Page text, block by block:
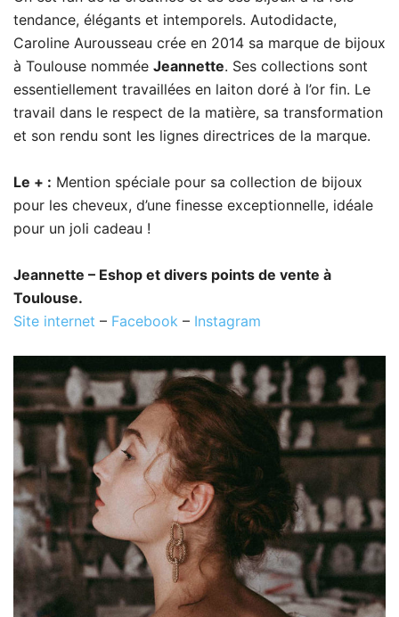
tendance, élégants et intemporels. Autodidacte,
Caroline Aurousseau crée en 2014 sa marque de bijoux
à Toulouse nommée Jeannette. Ses collections sont
essentiellement travaillées en laiton doré à l’or fin. Le
travail dans le respect de la matière, sa transformation
et son rendu sont les lignes directrices de la marque.
Le + : Mention spéciale pour sa collection de bijoux
pour les cheveux, d’une finesse exceptionnelle, idéale
pour un joli cadeau !
Jeannette – Eshop et divers points de vente à
Toulouse.
Site internet – Facebook – Instagram